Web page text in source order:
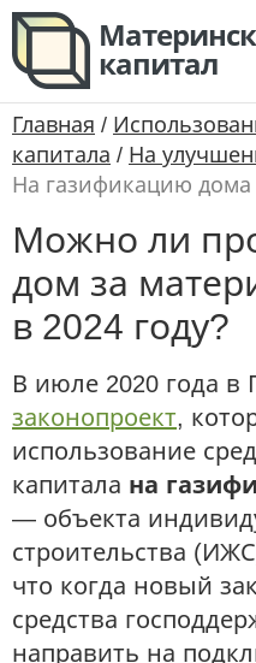
капитал
Главная /
капитала / На
На газификацию дома
Можно ли
дом за
в 2024 году?
В июле 2020 года в
законопроект,
использование
капитала на
— объекта
строительства
что когда новый
средства
направить на